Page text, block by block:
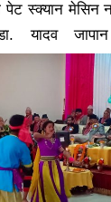
पेट स्क्यान मेसिन
यादव